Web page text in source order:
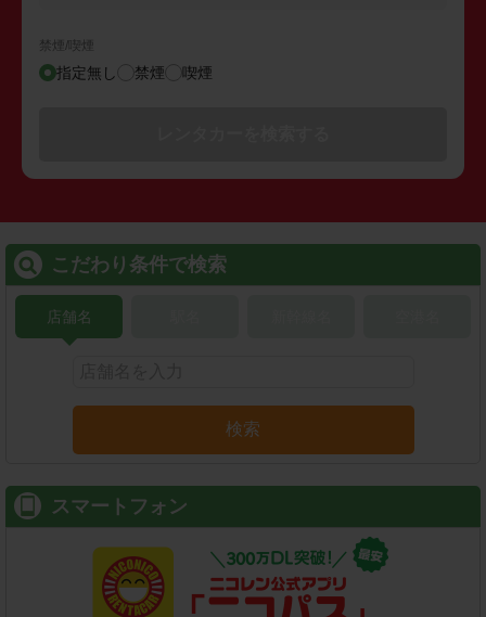
禁煙/喫煙
指定無し 禁煙 喫煙
こだわり条件で検索
店舗名
検索
スマートフォン